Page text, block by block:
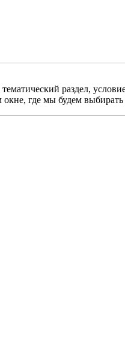
раздел,
окне, где мы будем